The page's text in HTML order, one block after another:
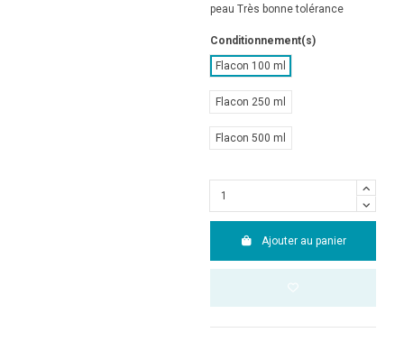
peau Très bonne tolérance
Conditionnement(s)
Flacon 100 ml
Flacon 250 ml
Flacon 500 ml
Ajouter au panier